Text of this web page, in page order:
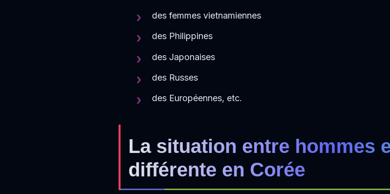
des femmes vietnamiennes
des Philippines
des Japonaises
des Russes
des Européennes, etc.
La situation entre hommes
différente en Corée